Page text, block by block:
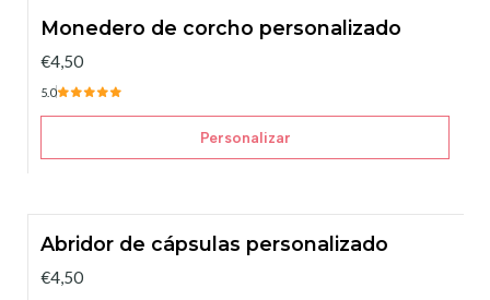
Monedero de corcho personalizado
€4,50
5.0
Personalizar
Abridor de cápsulas personalizado
€4,50